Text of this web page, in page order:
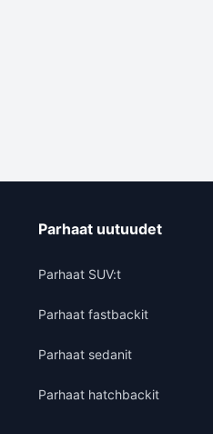
Parhaat uutuudet
Parhaat SUV:t
Parhaat fastbackit
Parhaat sedanit
Parhaat hatchbackit